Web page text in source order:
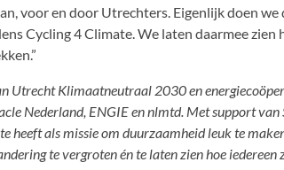
voor en door Utrechters. Eigenlijk doen
Cycling 4 Climate. We laten daarmee zien
Utrecht Klimaatneutraal 2030 en
Nederland, ENGIE en nlmtd. Met support
heeft als missie om duurzaamheid leuk te
te vergroten én te laten zien hoe iedereen